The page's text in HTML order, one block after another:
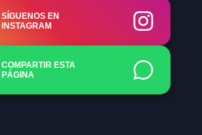
SÍGUENOS EN
INSTAGRAM
COMPARTIR ESTA
PÁGINA